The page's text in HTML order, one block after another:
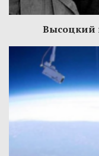
Высоцкий